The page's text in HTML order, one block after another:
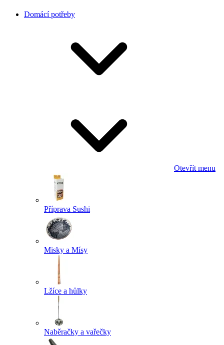
Domácí potřeby
Otevřít menu
Příprava Sushi
Misky a Mísy
Lžíce a hůlky
Naběračky a vařečky